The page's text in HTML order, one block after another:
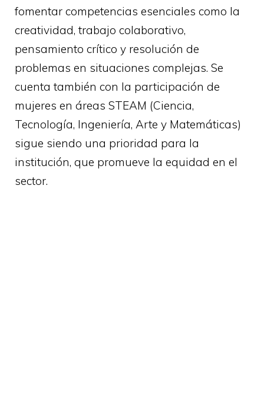
fomentar competencias esenciales como la
creatividad, trabajo colaborativo,
pensamiento crítico y resolución de
problemas en situaciones complejas. Se
cuenta también con la participación de
mujeres en áreas STEAM (Ciencia,
Tecnología, Ingeniería, Arte y Matemáticas)
sigue siendo una prioridad para la
institución, que promueve la equidad en el
sector.